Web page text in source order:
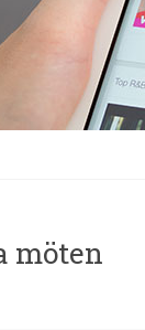
möten